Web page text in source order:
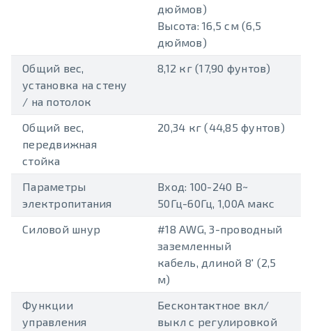
дюймов)
Высота: 16,5 см (6,5
дюймов)
Общий вес,
установка на стену
/ на потолок
8,12 кг (17,90 фунтов)
Общий вес,
передвижная
стойка
20,34 кг (44,85 фунтов)
Параметры
электропитания
Вход: 100-240 В~
50Гц-60Гц, 1,00A макс
Силовой шнур
#18 AWG, 3-проводный
заземленный
кабель, длиной 8′ (2,5
м)
Функции
управления
Бесконтактное вкл/
выкл с регулировкой